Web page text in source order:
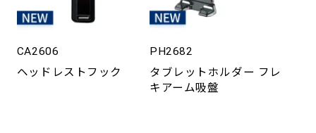
CA2606
ヘッドレストフック
PH2682
タブレットホルダー フレ
キアーム吸盤